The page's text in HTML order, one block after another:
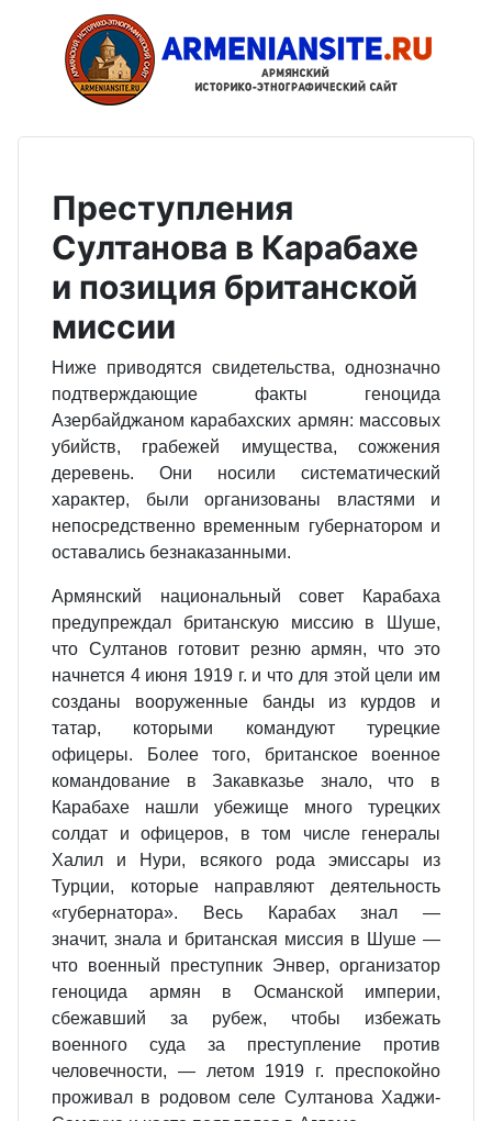
Преступления
Султанова в Карабахе
и позиция британской
миссии
Ниже приводятся свидетельства, однозначно
подтверждающие факты геноцида
Азербайджаном карабахских армян: массовых
убийств, грабежей имущества, сожжения
деревень. Они носили систематический
характер, были организованы властями и
непосредственно временным губернатором и
оставались безнаказанными.
Армянский национальный совет Карабаха
предупреждал британскую миссию в Шуше,
что Султанов готовит резню армян, что это
начнется 4 июня 1919 г. и что для этой цели им
созданы вооруженные банды из курдов и
татар, которыми командуют турецкие
офицеры. Более того, британское военное
командование в Закавказье знало, что в
Карабахе нашли убежище много турецких
солдат и офицеров, в том числе генералы
Халил и Нури, всякого рода эмиссары из
Турции, которые направляют деятельность
«губернатора». Весь Карабах знал —
значит, знала и британская миссия в Шуше —
что военный преступник Энвер, организатор
геноцида армян в Османской империи,
сбежавший за рубеж, чтобы избежать
военного суда за преступление против
человечности, — летом 1919 г. преспокойно
проживал в родовом селе Султанова Хаджи-